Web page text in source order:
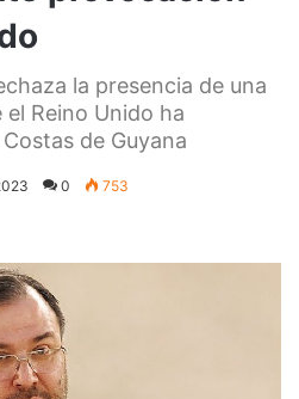
la presencia de una
Reino Unido ha
de Guyana
0 753